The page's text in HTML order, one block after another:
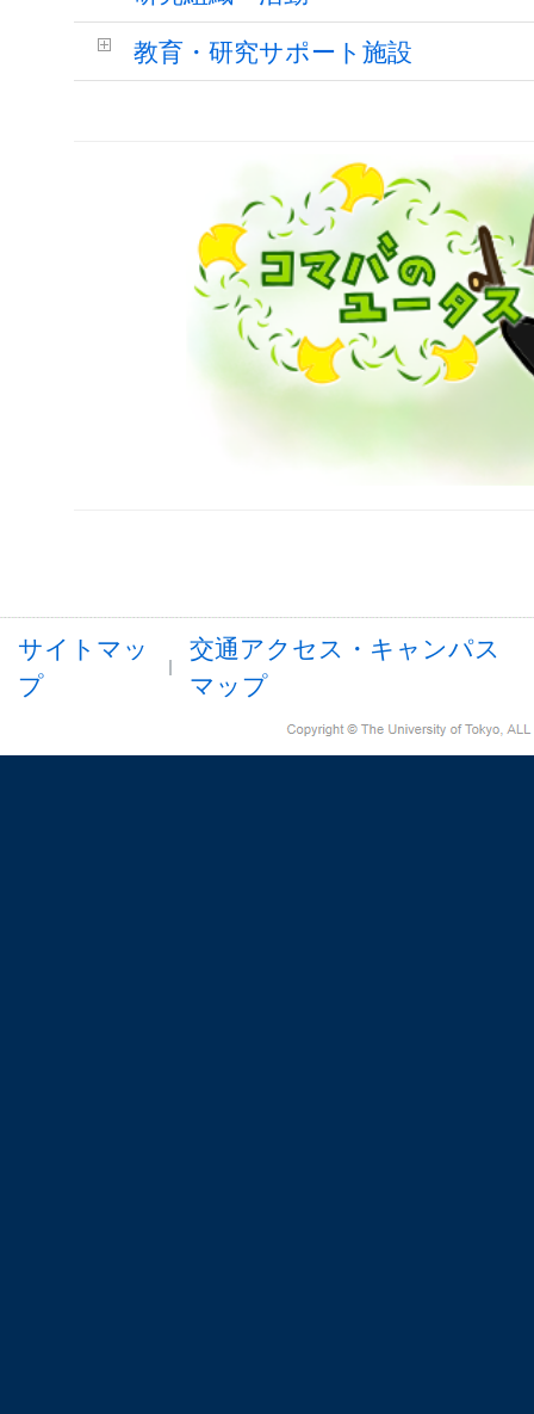
教育・研究サポート施設
サイトマッ
プ
交通アクセス・キャンパス
マップ